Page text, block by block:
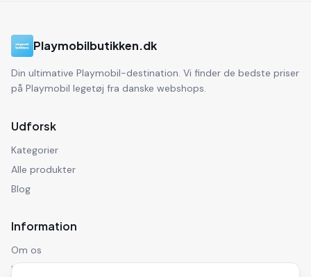
Playmobilbutikken.dk
Din ultimative Playmobil-destination. Vi finder de bedste priser
på Playmobil legetøj fra danske webshops.
Udforsk
Kategorier
Alle produkter
Blog
Information
Om os
Kontakt